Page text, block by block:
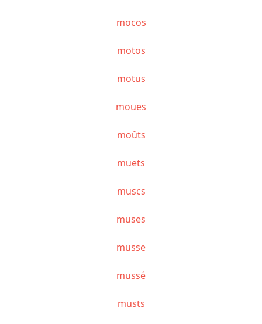
mocos
motos
motus
moues
moûts
muets
muscs
muses
musse
mussé
musts